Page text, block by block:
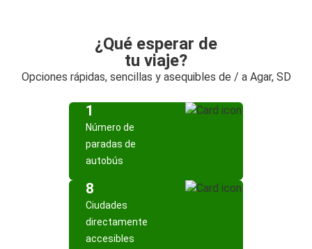
¿Qué esperar de
tu viaje?
Opciones rápidas, sencillas y asequibles de / a Agar, SD
1
Número de
paradas de
autobús
8
Ciudades
directamente
accesibles